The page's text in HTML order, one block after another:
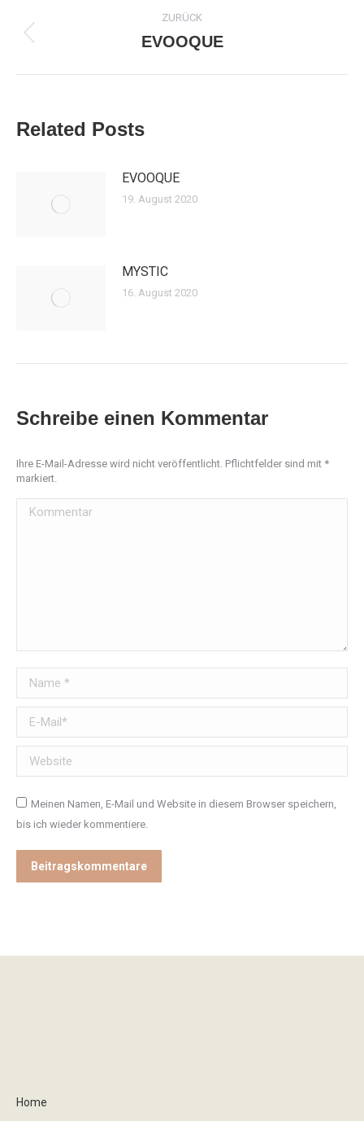
Kommentarnavigation
ZURÜCK
Vorheriger
EVOOQUE
Related Posts
EVOOQUE
19. August 2020
MYSTIC
16. August 2020
Schreibe einen Kommentar
Ihre E-Mail-Adresse wird nicht veröffentlicht. Pflichtfelder sind mit *
markiert.
Kommentar
Name *
E-Mail *
Website
Meinen Namen, E-Mail und Website in diesem Browser speichern,
bis ich wieder kommentiere.
Beitragskommentare
Home